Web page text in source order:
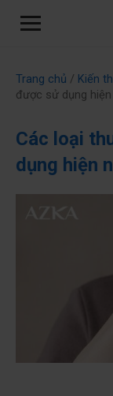
Trang chủ / Kiến
được sử dụng hiện
Các loại
dụng hiện